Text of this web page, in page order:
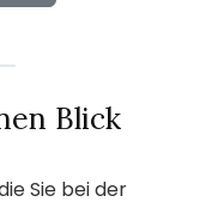
Blick
Sie bei der